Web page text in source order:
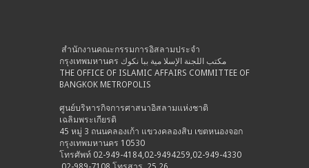
สำนักงานคณะกรรมการอิสลามประจำ
กรุงเทพมหานคร مكتب اللجنة الإسلا مية ببا نكوك
THE OFFICE OF ISLAMIC AFFAIRS COMMITTEE OF
BANGKOK METROPOLIS
ศูนย์บริหารกิจการศาสนาอิสลามแห่งชาติ
เฉลิมพระเกียรติ
45 หมู่ 3 ถนนคลองเก้า แขวงคลองสิบ เขตหนองจอก
กรุงเทพมหานคร 10530
โทรศัพท์ 02-949-4184,02-9494259,02-949-4330